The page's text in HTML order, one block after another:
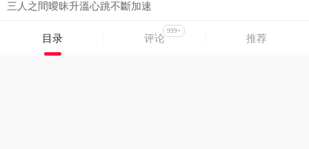
三人之間曖昧升溫心跳不斷加速
目录 评论
999+
推荐